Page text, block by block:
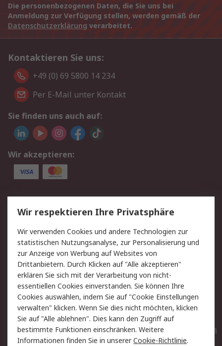
Die personenbezogenen Daten, die Sie uns bei
Anmeldung zur Verfügung stellen, werden gemäß der
Datenschutzerklärung verarbeitet.
Kontaktieren Sie uns:
+49 (0) 69 5800 14 234
Per E-Mail unter Kontakt
Sie finden uns auch auf:
Wir akzeptieren:
Service
Value Added Services
Lieferlösungen
Rücksendungen
Kontakt
Hilfe
Privatkunden
Rechtliches
AGB
Datenschutz
Cookie-Richtlinie
Zahlungsbedingungen
Copyright/Impressum
Entsorgung
Elektrogeräte/Batterien
Wir respektieren Ihre Privatsphäre
Wir verwenden Cookies und andere Technologien zur
statistischen Nutzungsanalyse, zur Personalisierung und
zur Anzeige von Werbung auf Websites von
Drittanbietern. Durch Klicken auf "Alle akzeptieren"
erklären Sie sich mit der Verarbeitung von nicht-
essentiellen Cookies einverstanden. Sie können Ihre
Cookies auswählen, indem Sie auf "Cookie Einstellungen
verwalten" klicken. Wenn Sie dies nicht möchten, klicken
Sie auf "Alle ablehnen". Dies kann den Zugriff auf
bestimmte Funktionen einschränken. Weitere
Informationen finden Sie in unsererCookie-Richtlinie.